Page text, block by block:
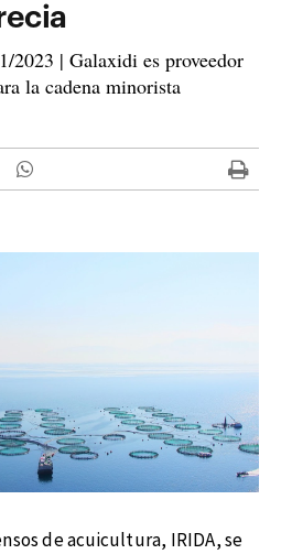
2023 | Galaxidi es proveedor
la cadena minorista
de acuicultura, IRIDA, se